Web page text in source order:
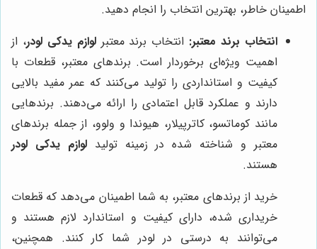
اطمینان خاطر، بهترین انتخاب را انجام دهید.
انتخاب برند معتبر: انتخاب برند معتبرلوازم یدکی لودر، از
اهمیت ویژه‌ای برخوردار است. برندهای معتبر، قطعات با
کیفیت و استانداردی را تولید می‌کنند که عمر مفید بالایی
دارند و عملکرد قابل اعتمادی را ارائه می‌دهند. برندهایی
مانند کوماتسو، کاترپیلار، هیوندا و ولوو، از جمله برندهای
معتبر و شناخته شده در زمینه تولیدلوازم یدکی لودر
هستند.
خرید از برندهای معتبر، به شما اطمینان می‌دهد که قطعات
خریداری شده، دارای کیفیت و استاندارد لازم هستند و
می‌توانند به درستی در لودر شما کار کنند. همچنین،